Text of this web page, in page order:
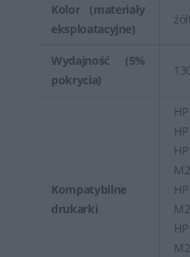
Kolor (materiały
eksploatacyjne)
Wydajność (5%
pokrycia)
Kompatybilne
drukarki